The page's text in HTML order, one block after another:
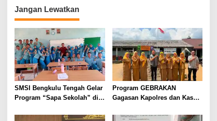
Jangan Lewatkan
SMSI Bengkulu Tengah Gelar
Program “Sapa Sekolah” di
Program GEBRAKAN
Gagasan Kapolres dan Kasat
Menyasar ke Siswa SDN dan